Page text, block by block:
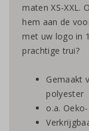
maten XS-XXL.
hem aan de
met uw logo in
prachtige trui?
Gemaakt
polyester
o.a.